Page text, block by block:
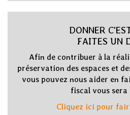
DONNER
FAITES UN
Afin de contribuer à la
préservation des espaces et
vous pouvez nous aider en
fiscal vous sera
Cliquez ici pour